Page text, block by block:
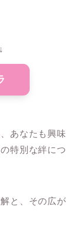
あなたも興味
特別な絆につ
と、その広が